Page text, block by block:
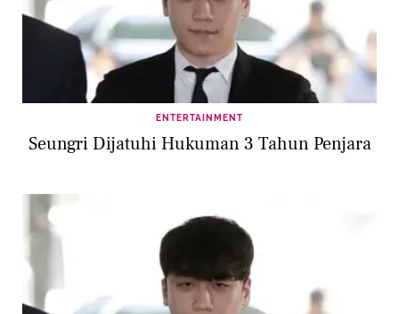
ENTERTAINMENT
Seungri Dijatuhi Hukuman 3 Tahun Penjara